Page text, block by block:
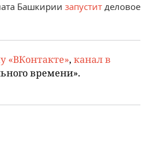
Башкирии запустит деловое
«ВКонтакте», канал в
времени».